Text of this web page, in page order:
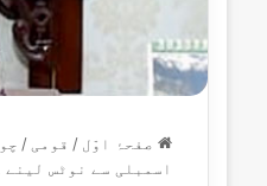
صفحۂ اوّل / قومی /
اسمبلی سے نوٹس لینے